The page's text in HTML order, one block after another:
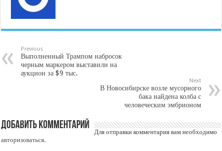
Previous
Выполненный Трампом набросок
черным маркером выставили на
аукцион за $9 тыс.
Next
В Новосибирске возле мусорного
бака найдена колба с
человеческим эмбрионом
Добавить комментарий
Для отправки комментария вам необходимо
авторизоваться.